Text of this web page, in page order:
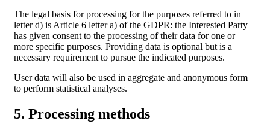
The legal basis for processing for the purposes referred to in
letter d) is Article 6 letter a) of the GDPR: the Interested Party
has given consent to the processing of their data for one or
more specific purposes. Providing data is optional but is a
necessary requirement to pursue the indicated purposes.
User data will also be used in aggregate and anonymous form
to perform statistical analyses.
5. Processing methods